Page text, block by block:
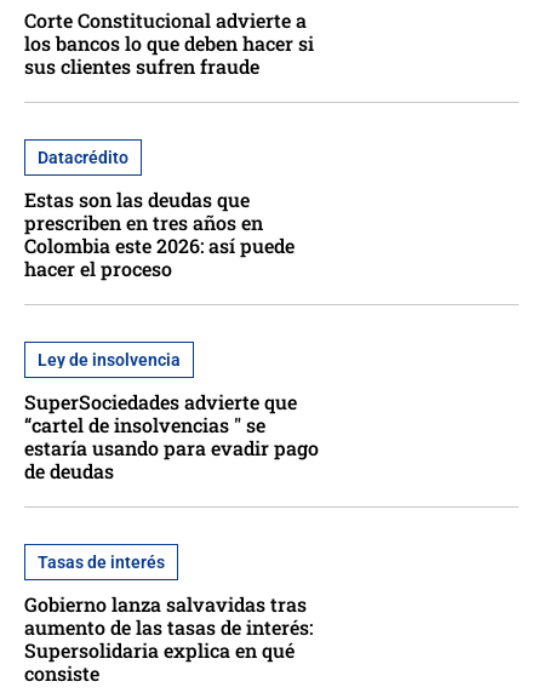
Corte Constitucional advierte a
los bancos lo que deben hacer si
sus clientes sufren fraude
Datacrédito
Estas son las deudas que
prescriben en tres años en
Colombia este 2026: así puede
hacer el proceso
Ley de insolvencia
SuperSociedades advierte que
“cartel de insolvencias " se
estaría usando para evadir pago
de deudas
Tasas de interés
Gobierno lanza salvavidas tras
aumento de las tasas de interés:
Supersolidaria explica en qué
consiste